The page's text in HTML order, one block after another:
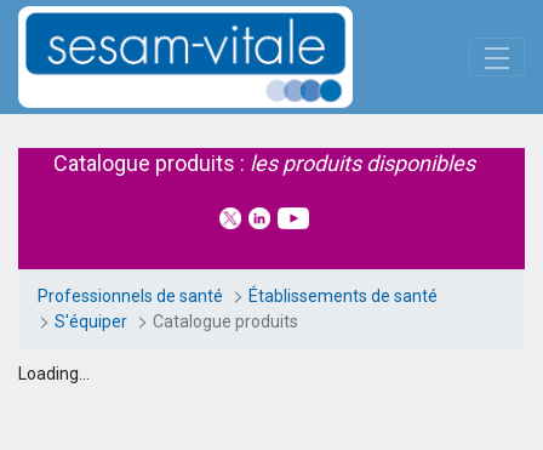
Saut au contenu principal
Catalogue produits
Catalogue produits : les produits disponibles
Professionnels de santé
Établissements de santé
S'équiper
Catalogue produits
Loading...
Panneau de gestion des cookies